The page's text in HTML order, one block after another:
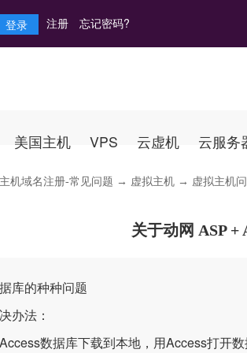
注册 忘记密码?
美国主机 VPS 云虚机 云服务
机域名注册-常见问题 → 虚拟主机 → 虚拟主机
关于动网 ASP +
库的种种问题
办法：
数据库下载到本地，用Access打开